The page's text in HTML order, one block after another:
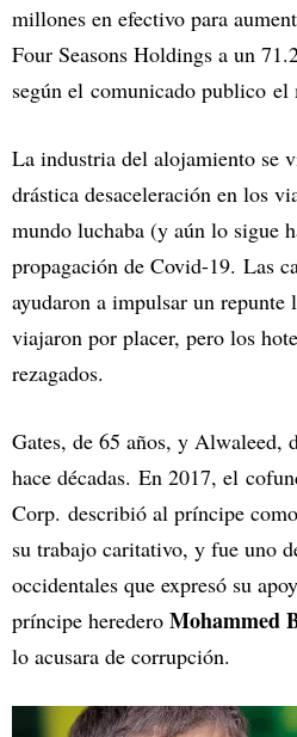
millones en efectivo para
Four Seasons Holdings a un
según el comunicado publico el
La industria del alojamiento se
drástica desaceleración en los
mundo luchaba (y aún lo sigue
propagación de Covid-19. Las
ayudaron a impulsar un repunte
viajaron por placer, pero los
rezagados.
Gates, de 65 años, y Alwaleed,
hace décadas. En 2017, el
Corp. describió al príncipe
su trabajo caritativo, y fue uno
occidentales que expresó su
príncipe heredero Mohammed
lo acusara de corrupción.